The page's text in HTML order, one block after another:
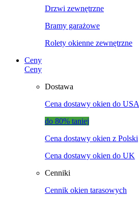
Drzwi zewnętrzne
Bramy garażowe
Rolety okienne zewnętrzne
Ceny
Ceny
Dostawa
Cena dostawy okien do USA
do 80% taniej
Cena dostawy okien z Polski
Cena dostawy okien do UK
Cenniki
Cennik okien tarasowych